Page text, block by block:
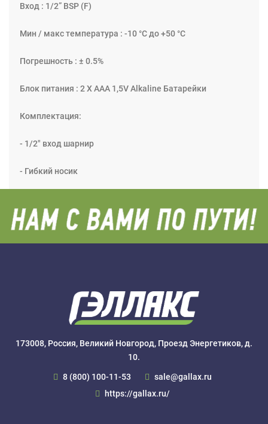
Вход : 1/2” BSP (F)
Мин / макс температура : -10 °C до +50 °C
Погрешность : ± 0.5%
Блок питания : 2 Х ААА 1,5V Alkaline Батарейки
Комплектация:
- 1/2" вход шарнир
- Гибкий носик
173008, Россия, Великий Новгород, Проезд Энергетиков, д.
10.
8 (800) 100-11-53
sale@gallax.ru
https://gallax.ru/